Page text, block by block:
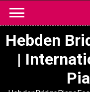
content
Hebden
|